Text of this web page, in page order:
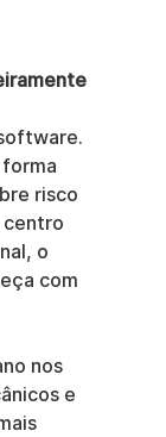
forma
risco
o
com
nos
e